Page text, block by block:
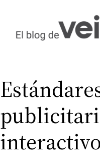
contenido